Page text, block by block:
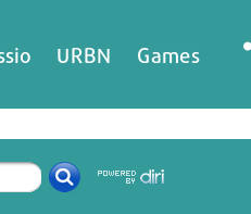
URBN Games